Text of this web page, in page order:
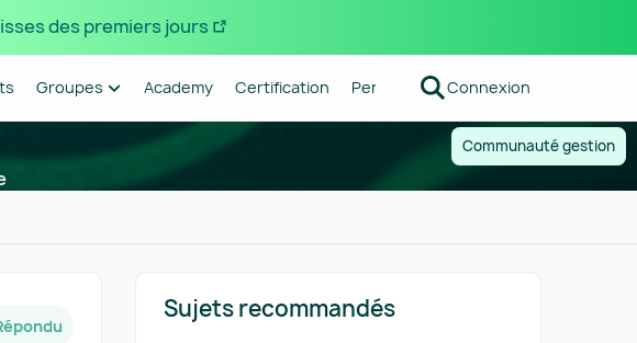
des premiers jours
Groupes Academy Certification Pennylane Centre d'aide
Connexion
Communauté gestion
Sujets recommandés